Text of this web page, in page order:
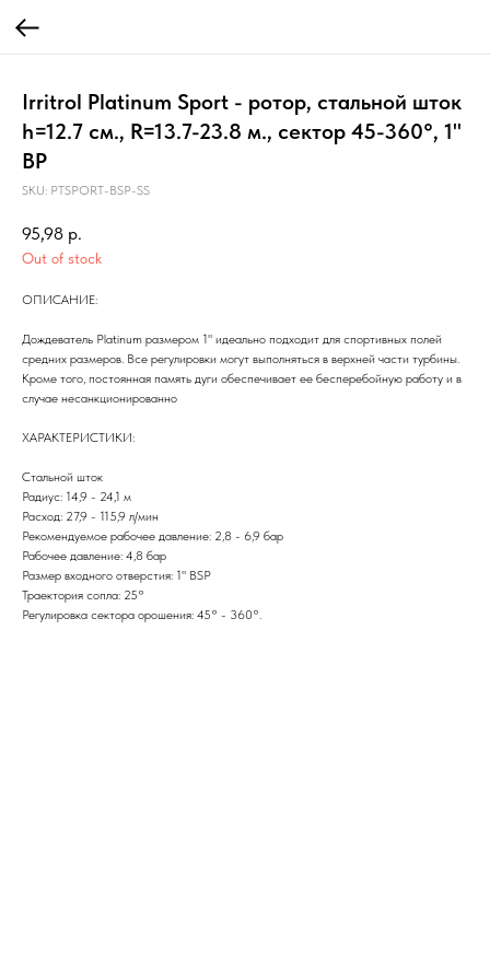
Irritrol Platinum Sport - ротор, стальной шток
h=12.7 см., R=13.7-23.8 м., сектор 45-360°, 1"
ВР
SKU: PTSPORT-BSP-SS
95,98 р.
Out of stock
ОПИСАНИЕ:
Дождеватель Platinum размером 1" идеально подходит для спортивных полей
средних размеров. Все регулировки могут выполняться в верхней части турбины.
Кроме того, постоянная память дуги обеспечивает ее бесперебойную работу и в
случае несанкционированно
ХАРАКТЕРИСТИКИ:
Стальной шток
Радиус: 14,9 - 24,1 м
Расход: 27,9 - 115,9 л/мин
Рекомендуемое рабочее давление: 2,8 - 6,9 бар
Рабочее давление: 4,8 бар
Размер входного отверстия: 1" BSP
Траектория сопла: 25°
Регулировка сектора орошения: 45° - 360°.